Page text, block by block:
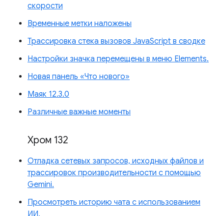
скорости
Временные метки наложены
Трассировка стека вызовов JavaScript в сводке
Настройки значка перемещены в меню Elements.
Новая панель «Что нового»
Маяк 12.3.0
Различные важные моменты
Хром 132
Отладка сетевых запросов, исходных файлов и
трассировок производительности с помощью
Gemini.
Просмотреть историю чата с использованием
ИИ.